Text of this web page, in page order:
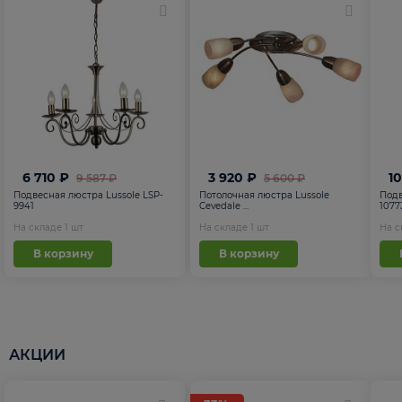
9 587 ₽
6 710 ₽
Подвесная люстра Lussole LSP-
9941
На складе 1 шт
В корзину
5 600 ₽
3 920 ₽
Потолочная люстра Lussole
Cevedale ...
На складе 1 шт
В корзину
На
АКЦИИ